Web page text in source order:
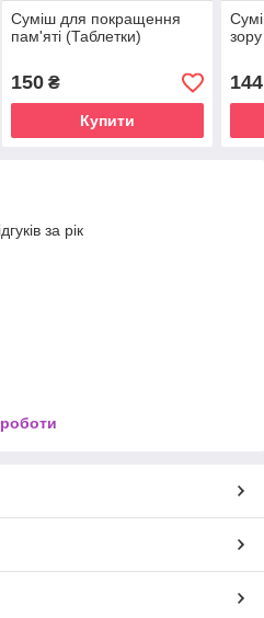
Суміш для покращення
пам'яті (Таблетки)
150₴
Купити
144
за рік